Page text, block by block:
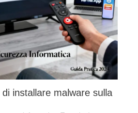
installare malware sulla